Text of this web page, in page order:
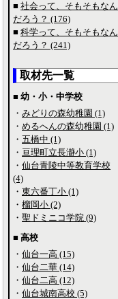
■ 社会って、そもそもなん
だろう？ (176)
■ 科学って、そもそもなん
だろう？ (241)
取材先一覧
■ 幼・小・中学校
・ みどりの森幼稚園 (1)
・ めるへんの森幼稚園 (1)
・ 五橋中 (1)
・ 亘理町立長瀞小 (1)
・ 仙台青陵中等教育学校
(4)
・ 東六番丁小 (1)
・ 榴岡小 (2)
・ 聖ドミニコ学院 (9)
■ 高校
・ 仙台一高 (15)
・ 仙台二華 (14)
・ 仙台二高 (12)
・ 仙台城南高校 (5)